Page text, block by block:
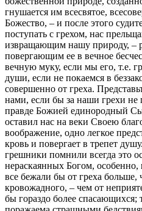
гнушается им всесвятое,
Божество, – и после этого
поступать с грехом, нас
извращающим нашу природу, –
повергающим ее в вечное
вечную муку, если мы его, т.е.
души, если не покаемся в
совершенно от греха.
нами, если бы за наши грехи не
правде Божией единородный
оставил нас на веки Своею
воображение, одно легкое
кровь и повергает в трепет
грешники помнили всегда это
нераскаянных Богом, особенно,
все бежали бы от греха больше,
кровожадного, – чем от
бы гораздо более спасающихся;